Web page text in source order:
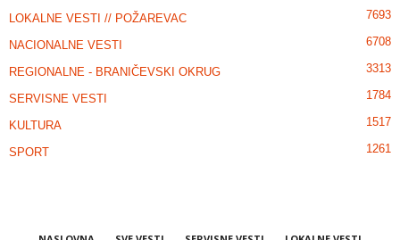
LOKALNE VESTI // POŽAREVAC 7693
NACIONALNE VESTI 6708
REGIONALNE - BRANIČEVSKI OKRUG 3313
SERVISNE VESTI 1784
KULTURA 1517
SPORT 1261